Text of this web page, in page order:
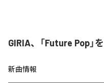
GIRIA、「Future Pop」
新曲情報